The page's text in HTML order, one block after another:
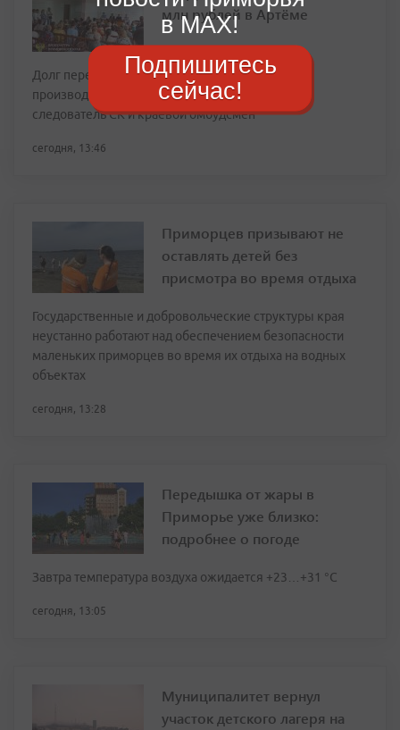
млн рублей в Артёме
Долг перед 203 работниками предприятия по
производству ЖБИ обсудили прокурор города,
следователь СК и краевой омбудсмен
сегодня, 13:46
Приморцев призывают не
оставлять детей без
присмотра во время отдыха
Государственные и добровольческие структуры края
неустанно работают над обеспечением безопасности
маленьких приморцев во время их отдыха на водных
объектах
сегодня, 13:28
Передышка от жары в
Приморье уже близко:
подробнее о погоде
Завтра температура воздуха ожидается +23…+31 °C
сегодня, 13:05
Муниципалитет вернул
участок детского лагеря на
в MAX!
Подпишитесь
сейчас!